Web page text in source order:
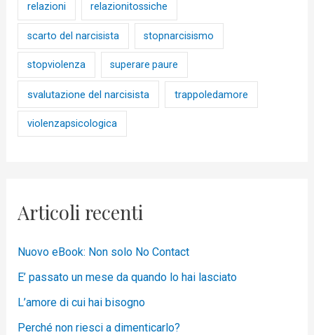
relazioni relazionitossiche
scarto del narcisista stopnarcisismo
stopviolenza superare paure
svalutazione del narcisista trappoledamore
violenzapsicologica
Articoli recenti
Nuovo eBook: Non solo No Contact
E’ passato un mese da quando lo hai lasciato
L’amore di cui hai bisogno
Perché non riesci a dimenticarlo?